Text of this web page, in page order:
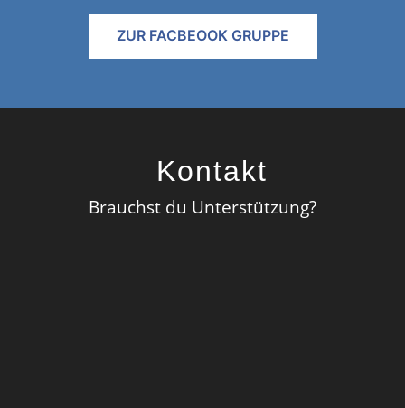
ZUR FACBEOOK GRUPPE
Kontakt
Brauchst du Unterstützung?